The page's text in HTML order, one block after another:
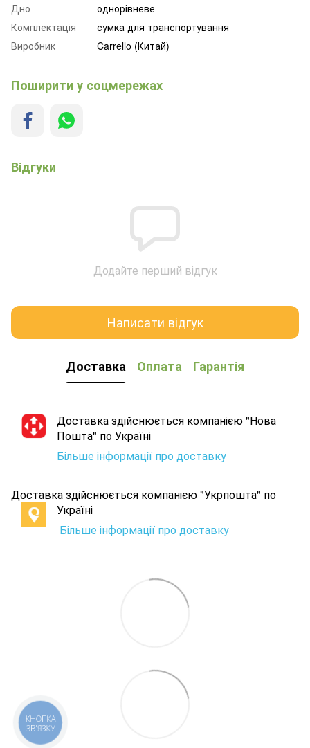
Дно
однорівневе
Комплектація
сумка для транспортування
Виробник
Carrello (Китай)
Поширити у соцмережах
Відгуки
Додайте перший відгук
Написати відгук
Доставка Оплата Гарантія
Доставка здійснюється компанією "Нова
Пошта" по Україні
Більше інформації про доставку
Доставка здійснюється компанією "Укрпошта" по
Україні
Більше інформації про доставку
КНОПКА
ЗВ'ЯЗКУ